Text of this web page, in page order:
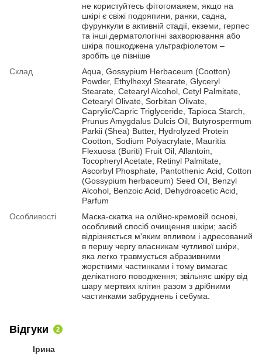
не користуйтесь фітогомажем, якщо на
шкірі є свіжі подряпини, ранки, садна,
фурункули в активній стадії, екземи, герпес
та інші дерматологічні захворювання або
шкіра пошкоджена ультрафіолетом –
зробіть це пізніше
Склад
Aqua, Gossypium Herbaceum (Cootton)
Powder, Ethylhexyl Stearate, Glyceryl
Stearate, Cetearyl Alcohol, Cetyl Palmitate,
Cetearyl Olivate, Sorbitan Olivate,
Caprylic/Capric Triglyceride, Tapioca Starch,
Prunus Amygdalus Dulcis Оil, Butyrospermum
Parkii (Shea) Butter, Hydrolyzed Protein
Cootton, Sodium Polyacrylate, Mauritia
Flexuosa (Buriti) Fruit Oil, Allantoin,
Tocopheryl Acetate, Retinyl Palmitate,
Ascorbyl Phosphate, Рantothenic Аcid, Cotton
(Gossypium herbaceum) Seed Oil, Benzyl
Alcohol, Benzoic Acid, Dehydroacetic Acid,
Parfum
Особливості
Маска-скатка на олійно-кремовій основі,
особливий спосіб очищення шкіри; засіб
відрізняється м'яким впливом і адресований
в першу чергу власникам чутливої ​​шкіри,
яка легко травмується абразивними
жорсткими частинками і тому вимагає
делікатного поводження; звільняє шкіру від
шару мертвих клітин разом з дрібними
частинками забруднень і себума.
Відгуки 2
Ірина